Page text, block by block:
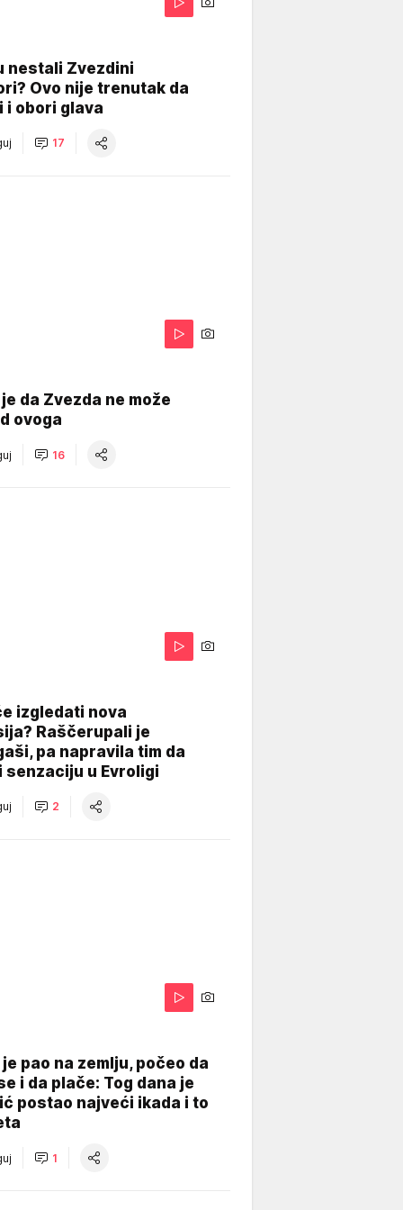
nestali Zvezdini
Ovo nije trenutak da
i obori glava
17
da Zvezda ne može
ovoga
16
izgledati nova
Raščerupali je
pa napravila tim da
senzaciju u Evroligi
2
je pao na zemlju, počeo da
i da plače: Tog dana je
postao najveći ikada i to
1